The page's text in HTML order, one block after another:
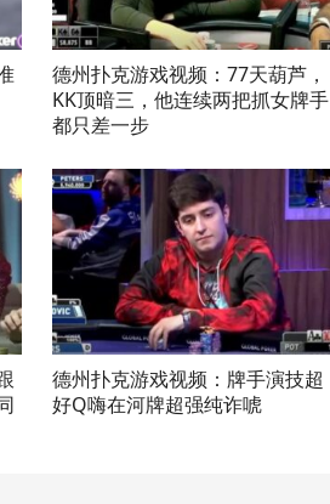
德州扑克游戏视频：77天葫芦，
KK顶暗三，他连续两把抓女牌手
都只差一步
德州扑克游戏视频：牌手演技超
好Q嗨在河牌超强纯诈唬